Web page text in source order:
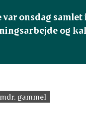
var onsdag
og
gammel